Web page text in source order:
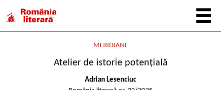
MERIDIANE
Atelier de istorie potențială
Adrian Lesenciuc